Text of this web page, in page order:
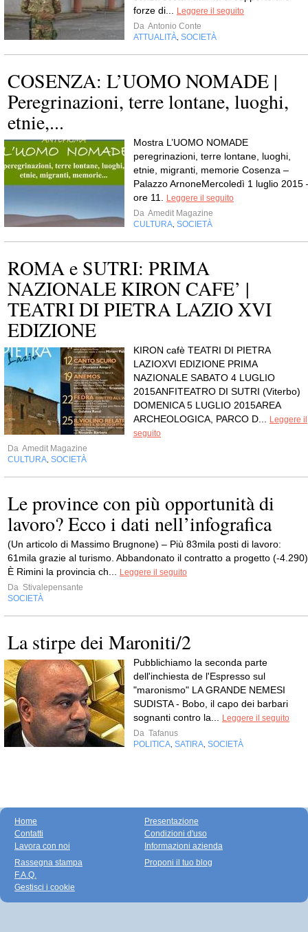
forze di...
Leggere il seguito
Da Antonio Conte
ATTUALITÀ SOCIETÀ
COSENZA: L’UOMO NOMADE |
Peregrinazioni, terre lontane, luoghi,
etnie,...
Mostra L’UOMO NOMADE
peregrinazioni, terre lontane, luoghi,
etnie, migranti, memorie Cosenza –
Palazzo ArnoneMercoledì 1 luglio 2015
ore 11.
Leggere il seguito
Da Amedit Magazine
CULTURA SOCIETÀ
ROMA e SUTRI: PRIMA
NAZIONALE KIRON CAFE’ |
TEATRI DI PIETRA LAZIO XVI
EDIZIONE
KIRON cafè TEATRI DI PIETRA
LAZIOXVI EDIZIONE PRIMA
NAZIONALE SABATO 4 LUGLIO
2015ANFITEATRO DI SUTRI (Viterbo)
DOMENICA 5 LUGLIO 2015AREA
ARCHEOLOGICA, PARCO D...
Leggere il
seguito
Da Amedit Magazine
CULTURA SOCIETÀ
Le province con più opportunità di
lavoro? Ecco i dati nell’infografica
(Un articolo di Massimo Brugnone) – Più 83mila posti di lavoro:
61mila grazie al turismo. Abbandonato il contratto a progetto (-
È Rimini la provincia ch...
Leggere il seguito
Da Stivalepensante
SOCIETÀ
La stirpe dei Maroniti/2
Pubblichiamo la seconda parte
dell'inchiesta de l'Espresso sul
"maronismo" LA GRANDE NEMESI
SUDISTA - Bobo, il capo dei barbari
sognanti contro la...
Leggere il seguito
Da Tafanus
POLITICA SATIRA SOCIETÀ
Home
Contatti
Lavora con noi
Presentazione
Condizioni d'uso
Informazioni azienda
Rassegna stampa
F.A.Q.
Gestisci i cookie
Proponi il tuo blog